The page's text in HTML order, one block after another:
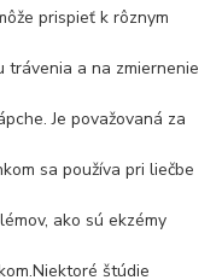
prispieť k rôznym
trávenia a na zmiernenie
Je považovaná za
sa používa pri liečbe
ako sú ekzémy
štúdie